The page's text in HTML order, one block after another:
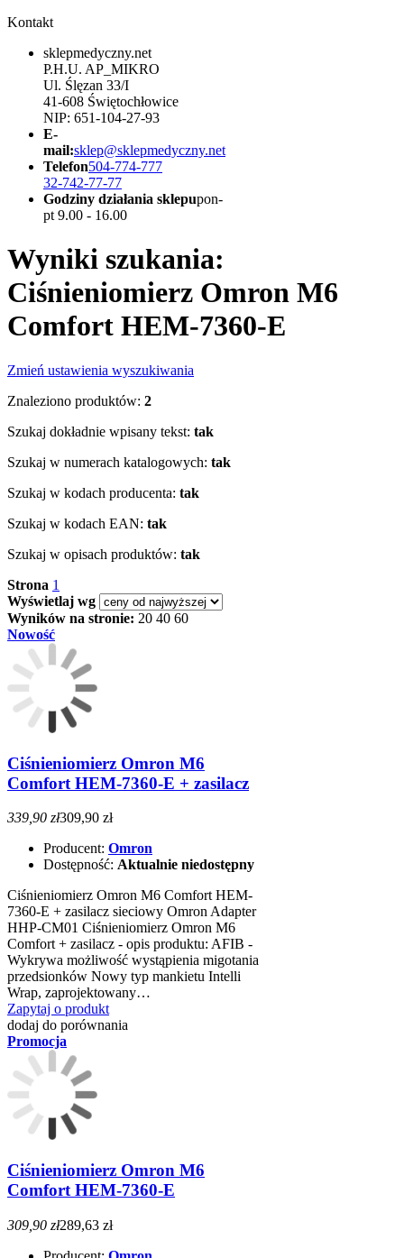
Kontakt
sklepmedyczny.net
P.H.U. AP_MIKRO
Ul. Ślęzan 33/I
41-608 Świętochłowice
NIP: 651-104-27-93
E-
mail:sklep@sklepmedyczny.net
Telefon504-774-777
32-742-77-77
Godziny działania sklepupon-
pt 9.00 - 16.00
Wyniki szukania:
Ciśnieniomierz Omron M6
Comfort HEM-7360-E
Zmień ustawienia wyszukiwania
Znaleziono produktów: 2
Szukaj dokładnie wpisany tekst: tak
Szukaj w numerach katalogowych: tak
Szukaj w kodach producenta: tak
Szukaj w kodach EAN: tak
Szukaj w opisach produktów: tak
Strona 1
Wyświetlaj wg
Wyników na stronie: 20 40 60
Nowość
Ciśnieniomierz Omron M6
Comfort HEM-7360-E + zasilacz
339,90 zł309,90 zł
Producent: Omron
Dostępność: Aktualnie niedostępny
Ciśnieniomierz Omron M6 Comfort HEM-
7360-E + zasilacz sieciowy Omron Adapter
HHP-CM01 Ciśnieniomierz Omron M6
Comfort + zasilacz - opis produktu: AFIB -
Wykrywa możliwość wystąpienia migotania
przedsionków Nowy typ mankietu Intelli
Wrap, zaprojektowany…
Zapytaj o produkt
dodaj do porównania
Promocja
Ciśnieniomierz Omron M6
Comfort HEM-7360-E
309,90 zł289,63 zł